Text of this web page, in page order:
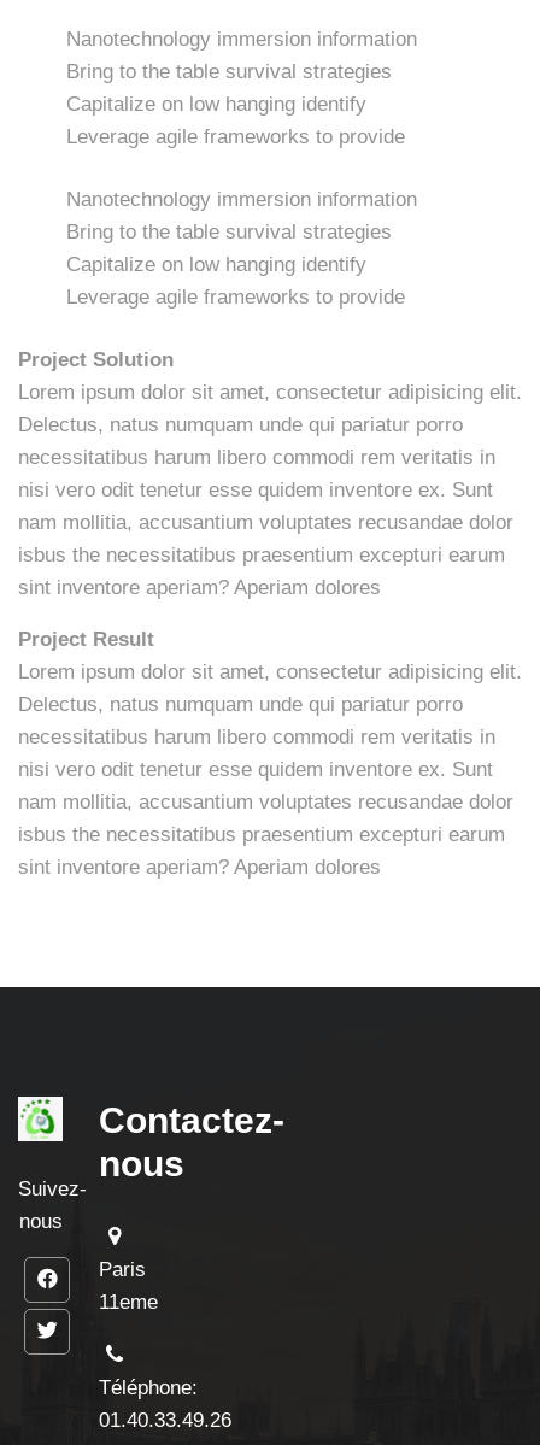
Nanotechnology immersion information
Bring to the table survival strategies
Capitalize on low hanging identify
Leverage agile frameworks to provide
Nanotechnology immersion information
Bring to the table survival strategies
Capitalize on low hanging identify
Leverage agile frameworks to provide
Project Solution
Lorem ipsum dolor sit amet, consectetur adipisicing elit.
Delectus, natus numquam unde qui pariatur porro
necessitatibus harum libero commodi rem veritatis in
nisi vero odit tenetur esse quidem inventore ex. Sunt
nam mollitia, accusantium voluptates recusandae dolor
isbus the necessitatibus praesentium excepturi earum
sint inventore aperiam? Aperiam dolores
Project Result
Lorem ipsum dolor sit amet, consectetur adipisicing elit.
Delectus, natus numquam unde qui pariatur porro
necessitatibus harum libero commodi rem veritatis in
nisi vero odit tenetur esse quidem inventore ex. Sunt
nam mollitia, accusantium voluptates recusandae dolor
isbus the necessitatibus praesentium excepturi earum
sint inventore aperiam? Aperiam dolores
Suivez-
nous
Contactez-
nous
Paris
11eme
Téléphone:
01.40.33.49.26